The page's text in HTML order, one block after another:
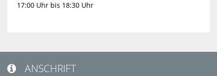
17:00 Uhr bis 18:30 Uhr
 ANSCHRIFT